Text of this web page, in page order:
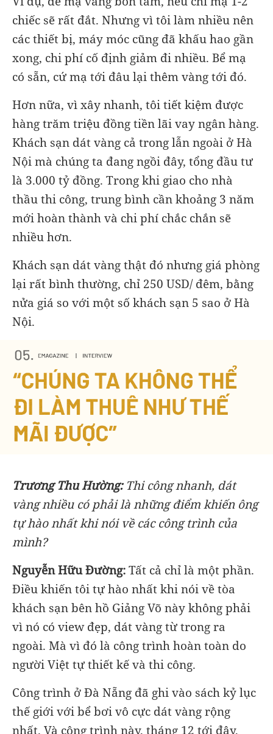
chiếc sẽ rất đắt. Nhưng vì tôi làm nhiều nên
các thiết bị, máy móc cũng đã khấu hao gần
xong, chi phí cố định giảm đi nhiều. Bể mạ
có sẵn, cứ mạ tới đâu lại thêm vàng tới đó.
Hơn nữa, vì xây nhanh, tôi tiết kiệm được
hàng trăm triệu đồng tiền lãi vay ngân hàng.
Khách sạn dát vàng cả trong lẫn ngoài ở Hà
Nội mà chúng ta đang ngồi đây, tổng đầu tư
là 3.000 tỷ đồng. Trong khi giao cho nhà
thầu thi công, trung bình cần khoảng 3 năm
mới hoàn thành và chi phí chắc chắn sẽ
nhiều hơn.
Khách sạn dát vàng thật đó nhưng giá phòng
lại rất bình thường, chỉ 250 USD/ đêm, bằng
nửa giá so với một số khách sạn 5 sao ở Hà
Nội.
Trương Thu Hường: Thi công nhanh, dát
vàng nhiều có phải là những điểm khiến ông
tự hào nhất khi nói về các công trình của
mình?
Nguyễn Hữu Đường:Tất cả chỉ là một phần.
Điều khiến tôi tự hào nhất khi nói về tòa
khách sạn bên hồ Giảng Võ này không phải
vì nó có view đẹp, dát vàng từ trong ra
ngoài. Mà vì đó là công trình hoàn toàn do
người Việt tự thiết kế và thi công.
Công trình ở Đà Nẵng đã ghi vào sách kỷ lục
thế giới với bể bơi vô cực dát vàng rộng
nhất. Và công trình này, tháng 12 tới đây,